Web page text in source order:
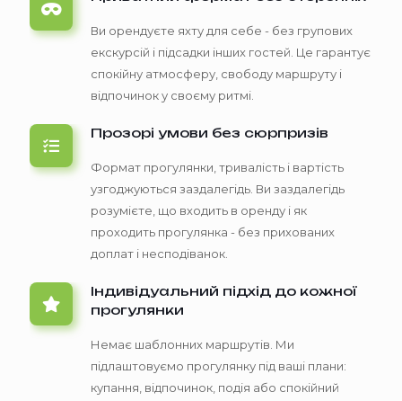
Ви орендуєте яхту для себе - без групових
екскурсій і підсадки інших гостей. Це гарантує
спокійну атмосферу, свободу маршруту і
відпочинок у своєму ритмі.
Прозорі умови без сюрпризів
Формат прогулянки, тривалість і вартість
узгоджуються заздалегідь. Ви заздалегідь
розумієте, що входить в оренду і як
проходить прогулянка - без прихованих
доплат і несподіванок.
Індивідуальний підхід до кожної
прогулянки
Немає шаблонних маршрутів. Ми
підлаштовуємо прогулянку під ваші плани:
купання, відпочинок, подія або спокійний